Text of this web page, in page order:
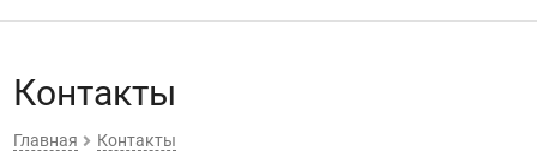
Контакты
Главная Контакты